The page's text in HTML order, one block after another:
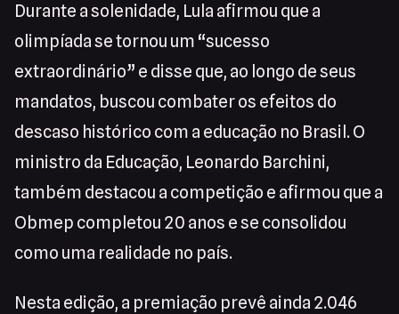
Durante a solenidade, Lula afirmou que a
olimpíada se tornou um “sucesso
extraordinário” e disse que, ao longo de seus
mandatos, buscou combater os efeitos do
descaso histórico com a educação no Brasil. O
ministro da Educação, Leonardo Barchini,
também destacou a competição e afirmou que a
Obmep completou 20 anos e se consolidou
como uma realidade no país.
Nesta edição, a premiação prevê ainda 2.046